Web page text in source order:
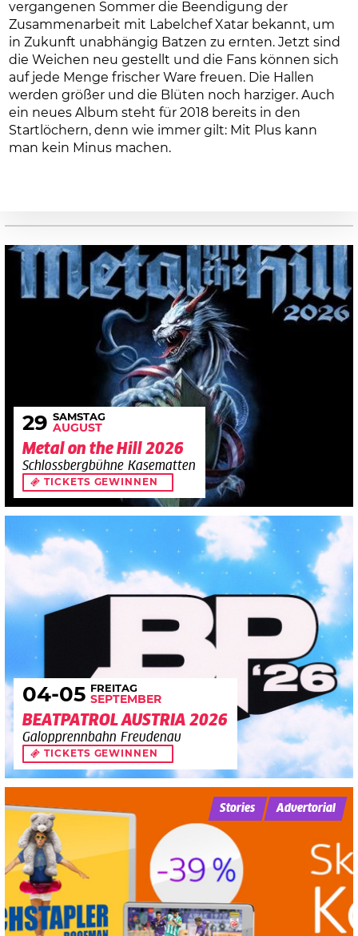
vergangenen Sommer die Beendigung der
Zusammenarbeit mit Labelchef Xatar bekannt, um
in Zukunft unabhängig Batzen zu ernten. Jetzt sind
die Weichen neu gestellt und die Fans können sich
auf jede Menge frischer Ware freuen. Die Hallen
werden größer und die Blüten noch harziger. Auch
ein neues Album steht für 2018 bereits in den
Startlöchern, denn wie immer gilt: Mit Plus kann
man kein Minus machen.
29 SAMSTAG
AUGUST
Metal on the Hill 2026
Schlossbergbühne Kasematten
TICKETS GEWINNEN
04-05 FREITAG
SEPTEMBER
BEATPATROL AUSTRIA 2026
Galopprennbahn Freudenau
TICKETS GEWINNEN
Stories Advertorial